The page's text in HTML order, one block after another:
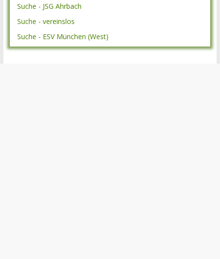
Suche - JSG Ahrbach
Suche - vereinslos
Suche - ESV München (West)